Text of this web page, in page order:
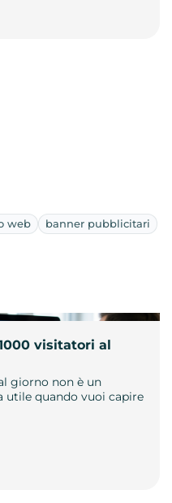
web
banner pubblicitari
visitatori al
giorno non è un
utile quando vuoi capire